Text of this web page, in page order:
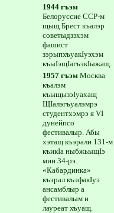
1944 гъэм
Белоруссие ССР-м
щыщ Брест къалэр
советыдзэхэм
фашист
зэрыпхъуакIуэхэм
къыIэщIагъэкIыжащ.
1957 гъэм Москва
къалэм
къыщызэIуахащ
ЩIалэгъуалэмрэ
студентхэмрэ я VI
дунейпсо
фестивалыр. Абы
хэтащ къэрали 131-м
къикIа ныбжьыщIэ
мин 34-рэ.
«Кабардинка»
къэрал къэфакIуэ
ансамблыр а
фестивалым и
лауреат хъуащ.